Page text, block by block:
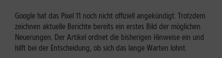
Google hat das Pixel 11 noch nicht offiziell angekündigt. Trotzdem
zeichnen aktuelle Berichte bereits ein erstes Bild der möglichen
Neuerungen. Der Artikel ordnet die bisherigen Hinweise ein und
hilft bei der Entscheidung, ob sich das lange Warten lohnt.